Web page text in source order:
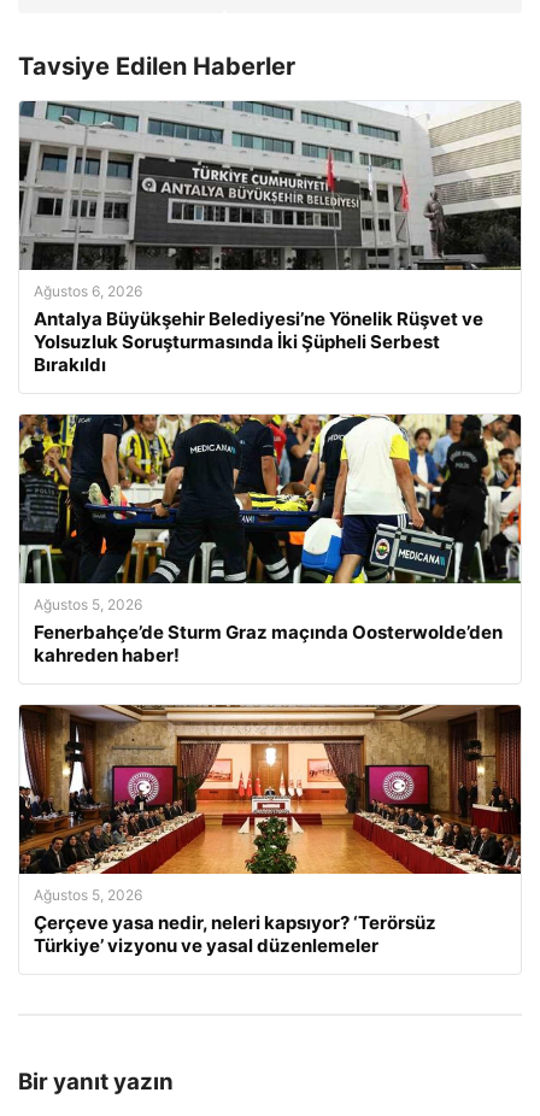
Tavsiye Edilen Haberler
Ağustos 6, 2026
Antalya Büyükşehir Belediyesi’ne Yönelik Rüşvet ve
Yolsuzluk Soruşturmasında İki Şüpheli Serbest
Bırakıldı
Ağustos 5, 2026
Fenerbahçe’de Sturm Graz maçında Oosterwolde’den
kahreden haber!
Ağustos 5, 2026
Çerçeve yasa nedir, neleri kapsıyor? ‘Terörsüz
Türkiye’ vizyonu ve yasal düzenlemeler
Bir yanıt yazın